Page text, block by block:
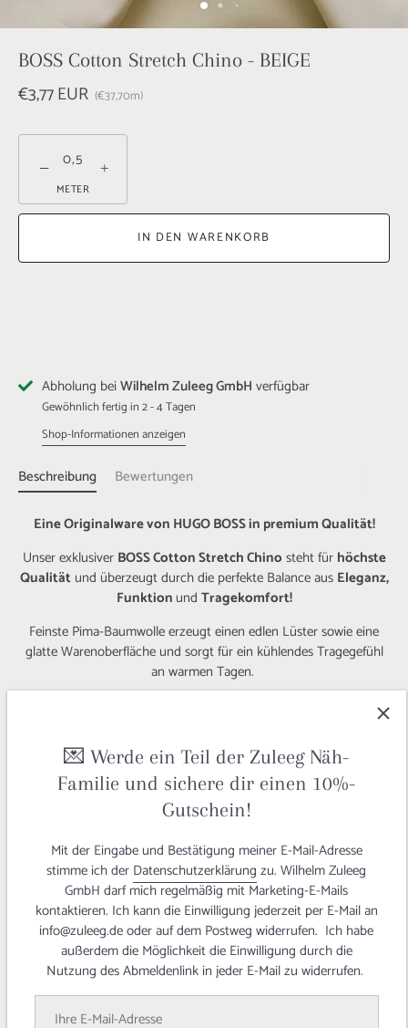
BOSS Cotton Stretch Chino - BEIGE
€3,77 EUR €37,70m
−
METER
+
IN DEN WARENKORB
Abholung beiWilhelm Zuleeg GmbH verfügbar
Gewöhnlich fertig in 2 - 4 Tagen
Shop-Informationen anzeigen
Beschreibung Bewertungen
Eine Originalware von HUGO BOSS in premium Qualität!
Unser exklusiver BOSS Cotton Stretch Chino steht für höchste
Qualitätund überzeugt durch die perfekte Balance aus Eleganz,
Funktion und Tragekomfort!
Feinste Pima-Baumwolle erzeugt einen edlen Lüster sowie eine
glatte Warenoberfläche und sorgt für ein kühlendes Tragegefühl
an warmen Tagen.
Die Kombination mit Elasthan schafft optimale Bewegungsfreiheit
und sorgt gleichzeitig dafür, dass Deine Kleidungsstücke lange
ihre Form behalten - perfekt für Ausflüge, den Urlaub oder einen
Tag im Büro!
Nähe Dir aus unserem BOSS Cotton Stretch Chino moderne
Businesswear, elegante Sommerkleider oder herrlich bequeme
Ganzjahresoutfits!
BOSS Cotton Stretch in einem modischen Beige:
🏆Luxuriöser Komfort dank feinster Pima-Baumwolle und Lycra
🌬Leicht, kühlend und atmungsaktiv
✨Besonders wertige Optik dank edlem Lüster
⏳Langlebig und formstabil
💌 Werde ein Teil der Zuleeg Näh-
Familie und sichere dir einen 10%-
Gutschein!
Mit der Eingabe und Bestätigung meiner E-Mail-Adresse
stimme ich der Datenschutzerklärung zu. Wilhelm Zuleeg
GmbH darf mich regelmäßig mit Marketing-E-Mails
kontaktieren. Ich kann die Einwilligung jederzeit per E-Mail an
info@zuleeg.de oder auf dem Postweg widerrufen. Ich habe
außerdem die Möglichkeit die Einwilligung durch die
Nutzung des Abmeldenlink in jeder E-Mail zu widerrufen.